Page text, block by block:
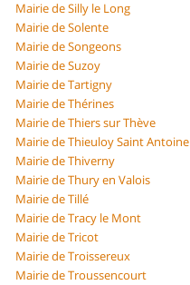
Mairie de Silly le Long
Mairie de Solente
Mairie de Songeons
Mairie de Suzoy
Mairie de Tartigny
Mairie de Thérines
Mairie de Thiers sur Thève
Mairie de Thieuloy Saint Antoine
Mairie de Thiverny
Mairie de Thury en Valois
Mairie de Tillé
Mairie de Tracy le Mont
Mairie de Tricot
Mairie de Troissereux
Mairie de Troussencourt